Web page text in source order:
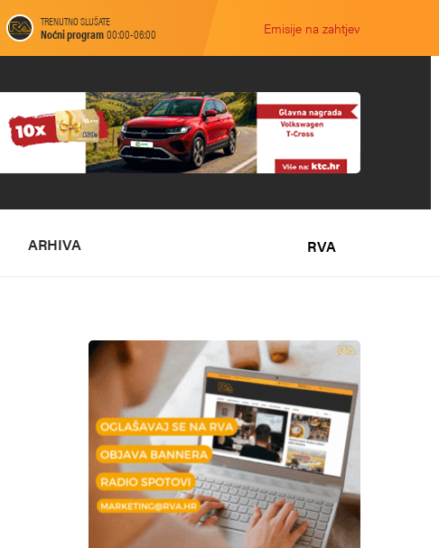
TRENUTNO SLUŠATE
Noćni program00:00-06:00 Emisije na zahtjev
ARHIVA RVA
MARKETING
KONTAKT